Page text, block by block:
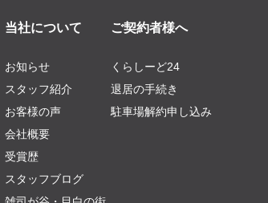
当社について
お知らせ
スタッフ紹介
お客様の声
会社概要
受賞歴
スタッフブログ
ご契約者様へ
くらしーど24
退居の手続き
駐車場解約申し込み